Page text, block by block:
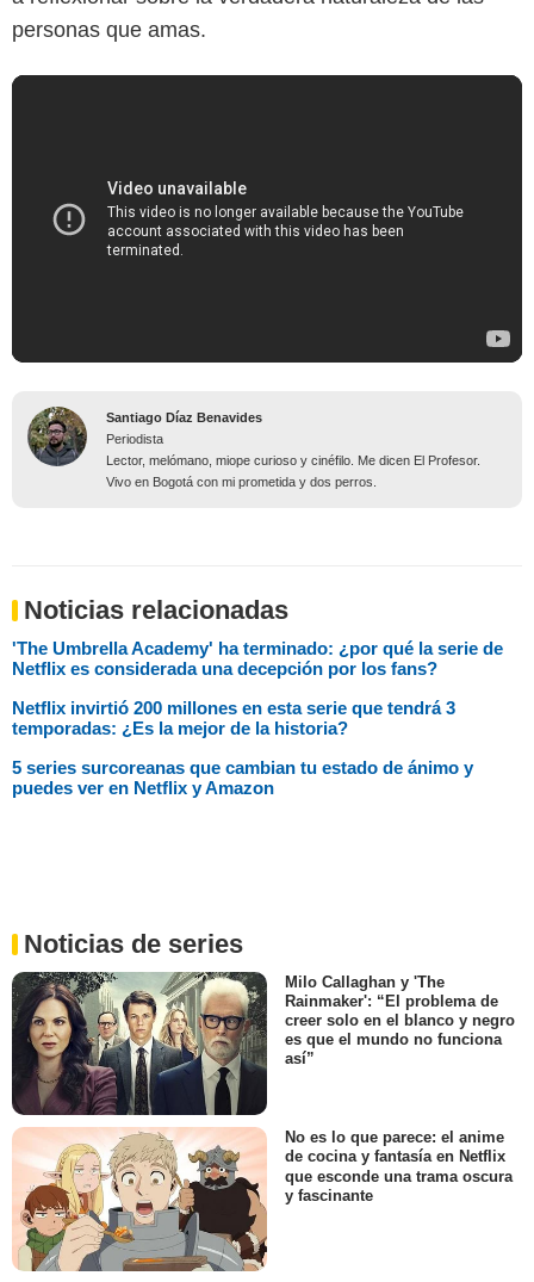
personas que amas.
Santiago Díaz Benavides
Periodista
Lector, melómano, miope curioso y cinéfilo. Me dicen El Profesor.
Vivo en Bogotá con mi prometida y dos perros.
Noticias relacionadas
'The Umbrella Academy' ha terminado: ¿por qué la serie de
Netflix es considerada una decepción por los fans?
Netflix invirtió 200 millones en esta serie que tendrá 3
temporadas: ¿Es la mejor de la historia?
5 series surcoreanas que cambian tu estado de ánimo y
puedes ver en Netflix y Amazon
Noticias de series
Milo Callaghan y 'The
Rainmaker': “El problema de
creer solo en el blanco y negro
es que el mundo no funciona
así”
No es lo que parece: el anime
de cocina y fantasía en Netflix
que esconde una trama oscura
y fascinante